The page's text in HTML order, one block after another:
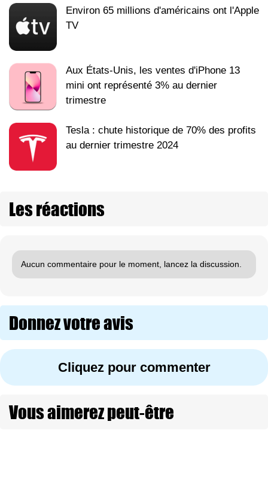
Environ 65 millions d'américains ont l'Apple
TV
Aux États-Unis, les ventes d'iPhone 13
mini ont représenté 3% au dernier
trimestre
Tesla : chute historique de 70% des profits
au dernier trimestre 2024
Les réactions
Aucun commentaire pour le moment, lancez la discussion.
Donnez votre avis
Cliquez pour commenter
Vous aimerez peut-être